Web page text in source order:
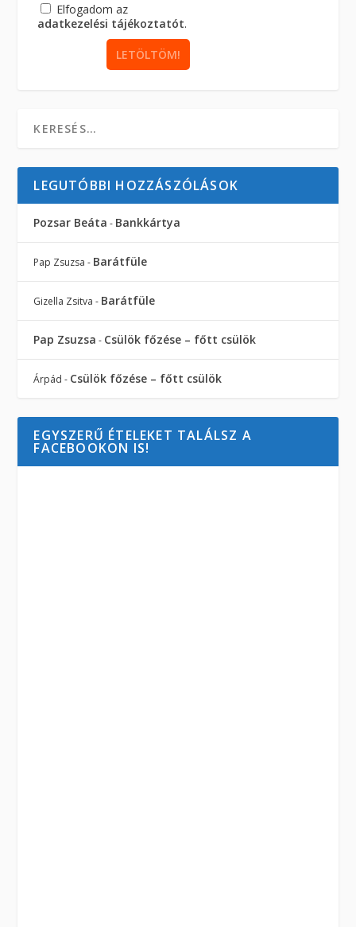
Elfogadom az
adatkezelési tájékoztatót.
LEGUTÓBBI HOZZÁSZÓLÁSOK
Pozsar Beáta - Bankkártya
Pap Zsuzsa - Barátfüle
Gizella Zsitva - Barátfüle
Pap Zsuzsa - Csülök főzése – főtt csülök
Árpád - Csülök főzése – főtt csülök
EGYSZERŰ ÉTELEKET TALÁLSZ A
FACEBOOKON IS!